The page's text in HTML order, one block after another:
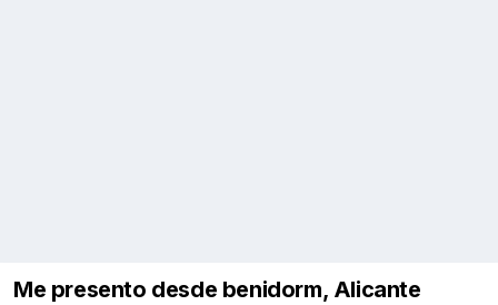
Me presento desde benidorm, Alicante